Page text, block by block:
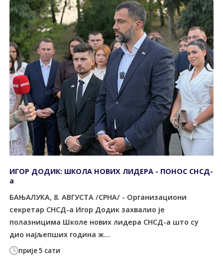
прије 5 сати
ИГОР ДОДИК: ШКОЛА НОВИХ ЛИДЕРА - ПОНОС СНСД-
а
БАЊАЛУКА, 8. АВГУСТА /СРНА/ - Организациони
секретар СНСД-а Игор Додик захвалио је
полазницима Школе нових лидера СНСД-а што су
дио најљепших година ж...